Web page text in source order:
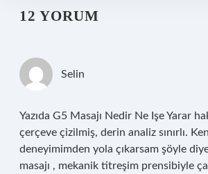
12 YORUM
Selin
Yazıda G5 Masajı Nedir Ne Işe Yarar
çerçeve çizilmiş, derin analiz sınırlı.
deneyimimden yola çıkarsam şöyle
masajı , mekanik titreşim prensibiyle